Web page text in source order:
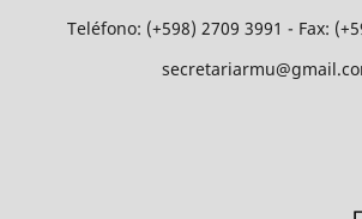
Teléfono: (+598) 2709 3991 - Fax: